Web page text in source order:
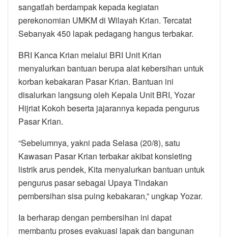
sangatlah berdampak kepada kegiatan
perekonomian UMKM di Wilayah Krian. Tercatat
Sebanyak 450 lapak pedagang hangus terbakar.
BRI Kanca Krian melalui BRI Unit Krian
menyalurkan bantuan berupa alat kebersihan untuk
korban kebakaran Pasar Krian. Bantuan ini
disalurkan langsung oleh Kepala Unit BRI, Yozar
Hijriat Kokoh beserta jajarannya kepada pengurus
Pasar Krian.
“Sebelumnya, yakni pada Selasa (20/8), satu
Kawasan Pasar Krian terbakar akibat konsleting
listrik arus pendek, Kita menyalurkan bantuan untuk
pengurus pasar sebagai Upaya Tindakan
pembersihan sisa puing kebakaran,” ungkap Yozar.
Ia berharap dengan pembersihan ini dapat
membantu proses evakuasi lapak dan bangunan